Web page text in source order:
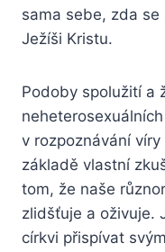
sama sebe, zda
Ježíši Kristu.
Podoby spolužití a
v rozpoznávání
základě vlastní
tom, že naše
zlidšťuje a oživuje.
církvi přispívat